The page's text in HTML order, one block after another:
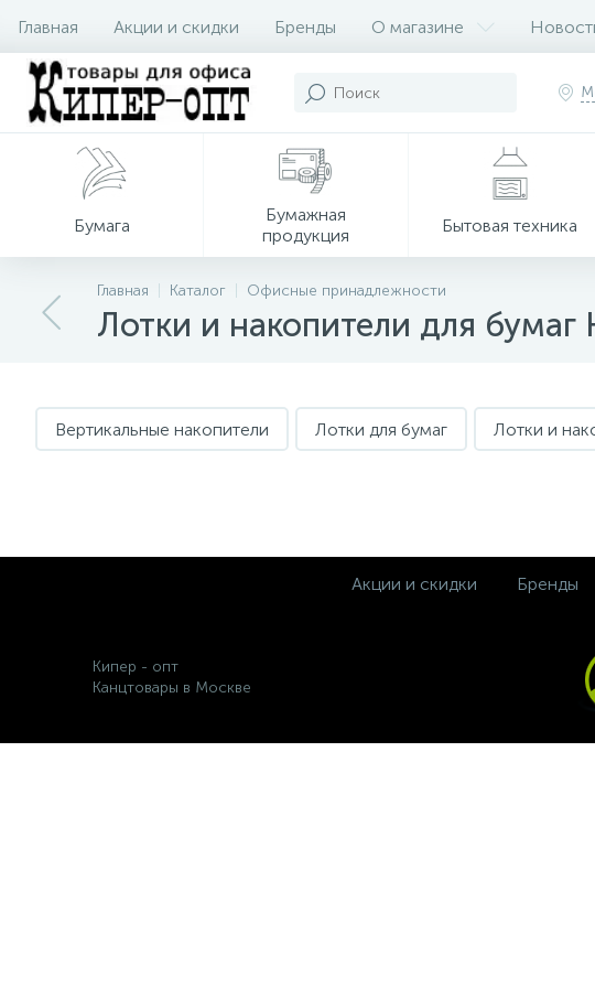
Главная Акции и скидки Бренды О магазине
Бумага
Бумажная
продукция
Бытовая техника
Главная Каталог Офисные принадлежности
Лотки и накопители для бумаг
Вертикальные накопители Лотки для бумаг Лотки и
Акции и скидки Бренды
Кипер - опт
Канцтовары в Москве